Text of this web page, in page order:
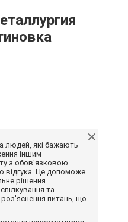
людей, які бажають
іншим
з обов'язковою
відгука. Це допоможе
рішення.
та
питань, що